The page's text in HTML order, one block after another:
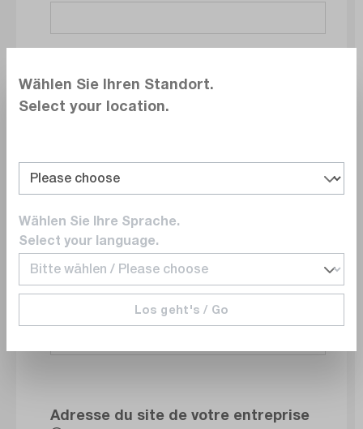
E-mail
Numéro de téléphone
Adresse du site de votre entreprise
Wählen Sie Ihren Standort.
Select your location.
Wählen Sie Ihre Sprache.
Select your language.
Los geht's / Go